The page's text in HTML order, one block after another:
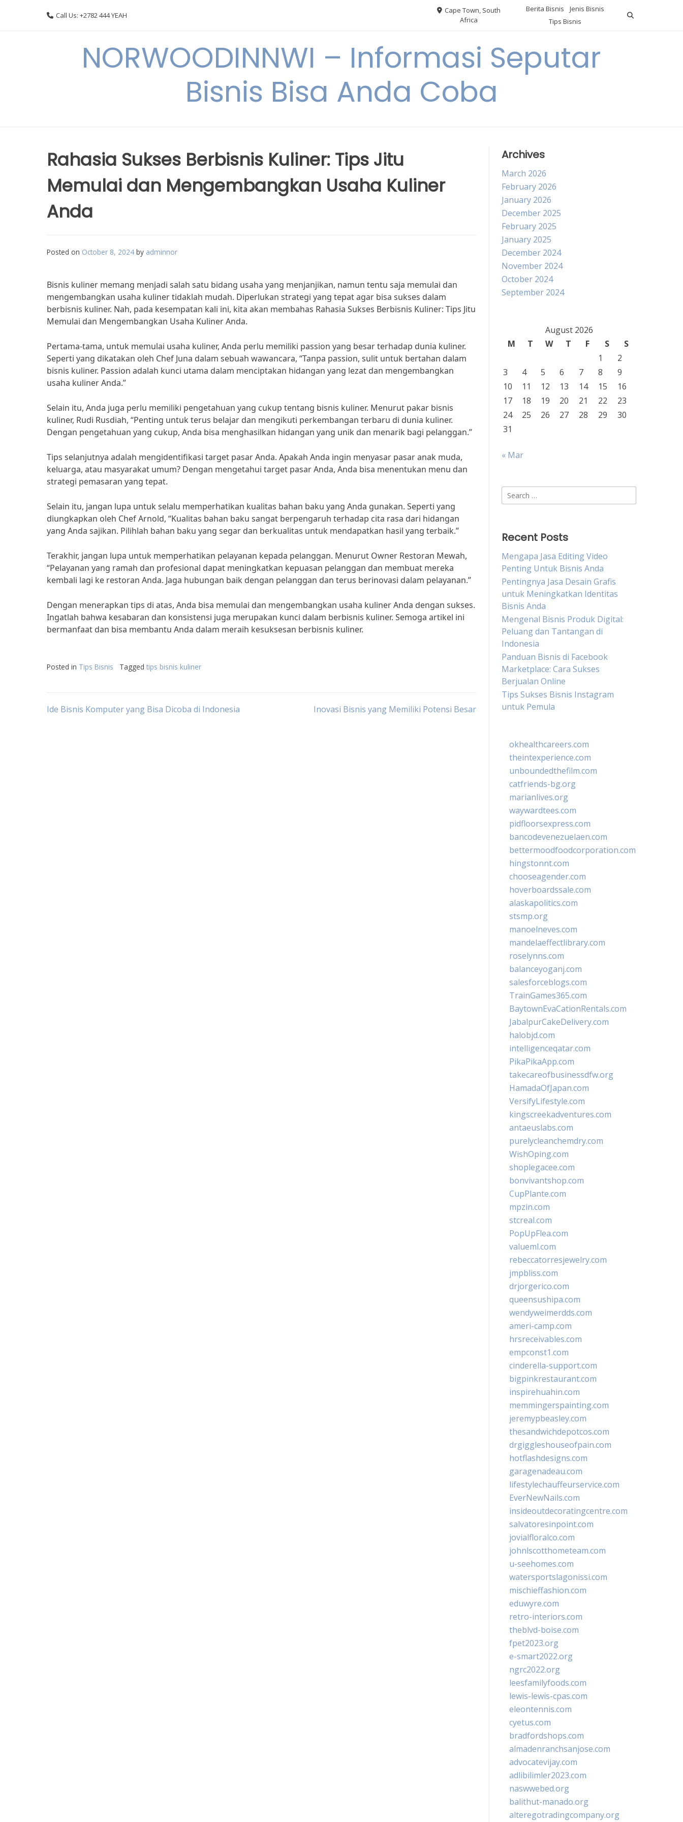
Call Us: +2782 444 YEAH
Cape Town, South
Africa
Berita Bisnis
Jenis Bisnis
Tips Bisnis
NORWOODINNWI – Informasi Seputar
Bisnis Bisa Anda Coba
Rahasia Sukses Berbisnis Kuliner: Tips Jitu
Memulai dan Mengembangkan Usaha Kuliner
Anda
Posted on October 8, 2024 by adminnor
Bisnis kuliner memang menjadi salah satu bidang usaha yang menjanjikan, namun tentu saja memulai dan
mengembangkan usaha kuliner tidaklah mudah. Diperlukan strategi yang tepat agar bisa sukses dalam
berbisnis kuliner. Nah, pada kesempatan kali ini, kita akan membahas Rahasia Sukses Berbisnis Kuliner: Tips Jitu
Memulai dan Mengembangkan Usaha Kuliner Anda.
Pertama-tama, untuk memulai usaha kuliner, Anda perlu memiliki passion yang besar terhadap dunia kuliner.
Seperti yang dikatakan oleh Chef Juna dalam sebuah wawancara, “Tanpa passion, sulit untuk bertahan dalam
bisnis kuliner. Passion adalah kunci utama dalam menciptakan hidangan yang lezat dan mengembangkan
usaha kuliner Anda.”
Selain itu, Anda juga perlu memiliki pengetahuan yang cukup tentang bisnis kuliner. Menurut pakar bisnis
kuliner, Rudi Rusdiah, “Penting untuk terus belajar dan mengikuti perkembangan terbaru di dunia kuliner.
Dengan pengetahuan yang cukup, Anda bisa menghasilkan hidangan yang unik dan menarik bagi pelanggan.”
Tips selanjutnya adalah mengidentifikasi target pasar Anda. Apakah Anda ingin menyasar pasar anak muda,
keluarga, atau masyarakat umum? Dengan mengetahui target pasar Anda, Anda bisa menentukan menu dan
strategi pemasaran yang tepat.
Selain itu, jangan lupa untuk selalu memperhatikan kualitas bahan baku yang Anda gunakan. Seperti yang
diungkapkan oleh Chef Arnold, “Kualitas bahan baku sangat berpengaruh terhadap cita rasa dari hidangan
yang Anda sajikan. Pilihlah bahan baku yang segar dan berkualitas untuk mendapatkan hasil yang terbaik.”
Terakhir, jangan lupa untuk memperhatikan pelayanan kepada pelanggan. Menurut Owner Restoran Mewah,
“Pelayanan yang ramah dan profesional dapat meningkatkan kepuasan pelanggan dan membuat mereka
kembali lagi ke restoran Anda. Jaga hubungan baik dengan pelanggan dan terus berinovasi dalam pelayanan.”
Dengan menerapkan tips di atas, Anda bisa memulai dan mengembangkan usaha kuliner Anda dengan sukses.
Ingatlah bahwa kesabaran dan konsistensi juga merupakan kunci dalam berbisnis kuliner. Semoga artikel ini
bermanfaat dan bisa membantu Anda dalam meraih kesuksesan berbisnis kuliner.
Posted in Tips Bisnis Tagged tips bisnis kuliner
Post
Ide Bisnis Komputer yang Bisa Dicoba di Indonesia Inovasi Bisnis yang Memiliki Potensi Besar
Archives
March 2026
February 2026
January 2026
December 2025
February 2025
January 2025
December 2024
November 2024
October 2024
September 2024
August 2026
M
T W T F S
S
1
2
3
4 5 6 7 8
9
10
11 12 13 14 15
16
17
18 19 20 21 22
23
24
25 26 27 28 29
30
31
« Mar
Search
for:
Recent Posts
Mengapa Jasa Editing Video
Penting Untuk Bisnis Anda
Pentingnya Jasa Desain Grafis
untuk Meningkatkan Identitas
Bisnis Anda
Mengenal Bisnis Produk Digital:
Peluang dan Tantangan di
Indonesia
Panduan Bisnis di Facebook
Marketplace: Cara Sukses
Berjualan Online
Tips Sukses Bisnis Instagram
untuk Pemula
okhealthcareers.com
theintexperience.com
unboundedthefilm.com
catfriends-bg.org
marianlives.org
waywardtees.com
pidfloorsexpress.com
bancodevenezuelaen.com
bettermoodfoodcorporation.com
hingstonnt.com
chooseagender.com
hoverboardssale.com
alaskapolitics.com
stsmp.org
manoelneves.com
mandelaeffectlibrary.com
roselynns.com
balanceyoganj.com
salesforceblogs.com
TrainGames365.com
BaytownEvaCationRentals.com
JabalpurCakeDelivery.com
halobjd.com
intelligenceqatar.com
PikaPikaApp.com
takecareofbusinessdfw.org
HamadaOfJapan.com
VersifyLifestyle.com
kingscreekadventures.com
antaeuslabs.com
purelycleanchemdry.com
WishOping.com
shoplegacee.com
bonvivantshop.com
CupPlante.com
mpzin.com
stcreal.com
PopUpFlea.com
valueml.com
rebeccatorresjewelry.com
jmpbliss.com
drjorgerico.com
queensushipa.com
wendyweimerdds.com
ameri-camp.com
hrsreceivables.com
empconst1.com
cinderella-support.com
bigpinkrestaurant.com
inspirehuahin.com
memmingerspainting.com
jeremypbeasley.com
thesandwichdepotcos.com
drgiggleshouseofpain.com
hotflashdesigns.com
garagenadeau.com
lifestylechauffeurservice.com
EverNewNails.com
insideoutdecoratingcentre.com
salvatoresinpoint.com
jovialfloralco.com
johnlscotthometeam.com
u-seehomes.com
watersportslagonissi.com
mischieffashion.com
eduwyre.com
retro-interiors.com
theblvd-boise.com
fpet2023.org
e-smart2022.org
ngrc2022.org
leesfamilyfoods.com
lewis-lewis-cpas.com
eleontennis.com
cyetus.com
bradfordshops.com
almadenranchsanjose.com
advocatevijay.com
adlibilimler2023.com
naswwebed.org
balithut-manado.org
alteregotradingcompany.org